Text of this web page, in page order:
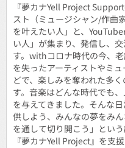
『夢カナYell Project
スト（ミュージシャン/作曲
を叶えたい人」と、
い人」が集まり、発信し、
す。withコロナ時代の今、
を失ったアーティストやミ
どで、楽しみを奪われた多
す。音楽はどんな時代でも
を与えてきました。そんな
供しよう、みんなの夢をみ
を通して切り開こう」とい
『夢カナYell Project』を支